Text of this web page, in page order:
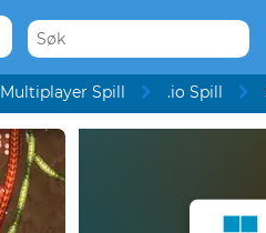
Multiplayer Spill .io Spill